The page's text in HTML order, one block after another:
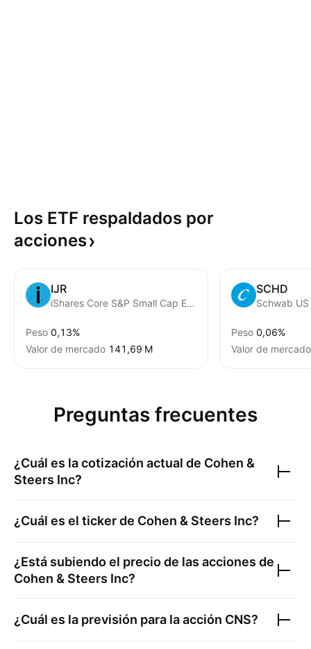
Los ETF respaldados por
acciones
IJR
iShares Core S&P Small Cap ETF
Peso 0,13%
Valor de mercado ‪141,69 M‬
SCHD
Peso 0,06%
Valor de mercado
Preguntas frecuentes
¿Cuál es la cotización actual de Cohen &
Steers Inc?
¿Cuál es el ticker de Cohen & Steers Inc?
¿Está subiendo el precio de las acciones de
Cohen & Steers Inc?
¿Cuál es la previsión para la acción CNS?